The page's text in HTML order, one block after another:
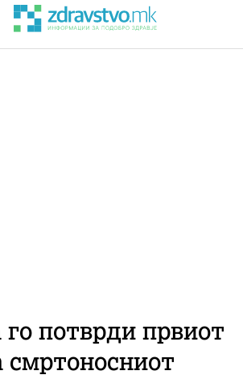
го потврди првиот
смртоносниот